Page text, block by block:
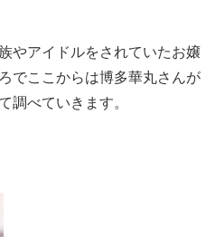
やアイドルをされていたお嬢
でここからは博多華丸さんが
調べていきます。